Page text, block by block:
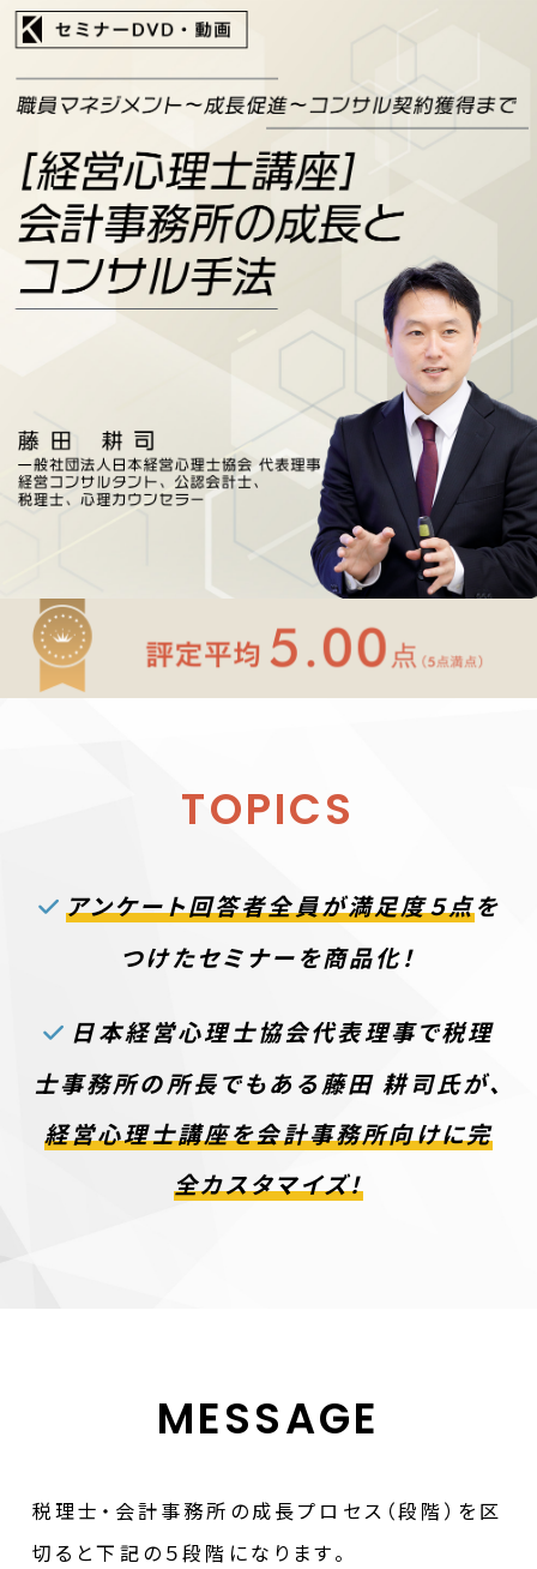
TOPICS
アンケート回答者全員が満足度５点を
つけたセミナーを商品化！
日本経営心理士協会代表理事で税理
士事務所の所長でもある藤田 耕司氏が、
経営心理士講座を会計事務所向けに完
全カスタマイズ！
MESSAGE
税理士・会計事務所の成長プロセス（段階）を区
切ると下記の５段階になります。